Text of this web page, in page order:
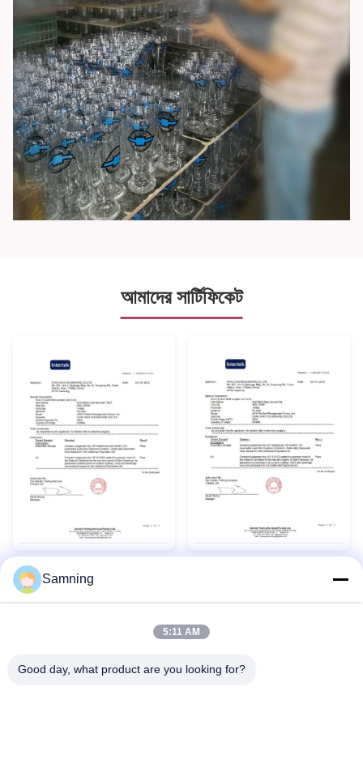
আমাদের সার্টিফিকেট
Samning
5:11 AM
Good day, what product are you looking for?